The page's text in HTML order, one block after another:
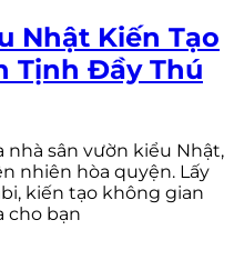
Nhật Kiến Tạo
Tịnh Đầy Thú
sân vườn kiểu Nhật,
nhiên hòa quyện. Lấy
kiến tạo không gian
cho bạn